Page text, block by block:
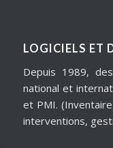
LOGICIELS ET
Depuis 1989,
national et
et PMI.
interventions,